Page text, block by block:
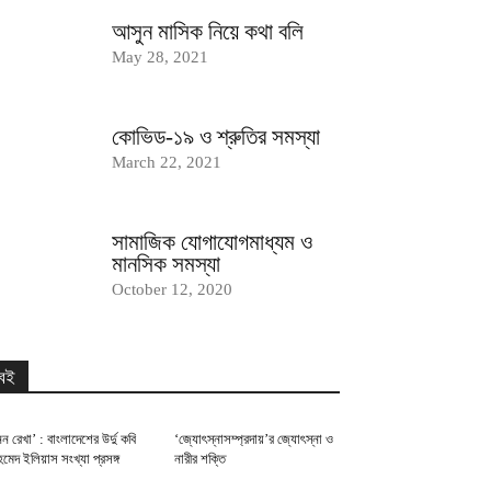
আসুন মাসিক নিয়ে কথা বলি
May 28, 2021
কোভিড-১৯ ও শ্রুতির সমস্যা
March 22, 2021
সামাজিক যোগাযোগমাধ্যম ও
মানসিক সমস্যা
October 12, 2020
রেখা’ : বাংলাদেশের উর্দু কবি
ইলিয়াস সংখ্যা প্রসঙ্গ
‘জ্যোৎস্নাসম্প্রদায়’র জ্যোৎস্না ও
নারীর শক্তি